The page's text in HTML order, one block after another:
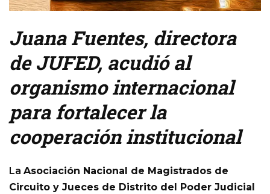
Juana Fuentes, directora
de JUFED, acudió al
organismo internacional
para fortalecer la
cooperación institucional
La Asociación Nacional de Magistrados de
Circuito y Jueces de Distrito del Poder Judicial